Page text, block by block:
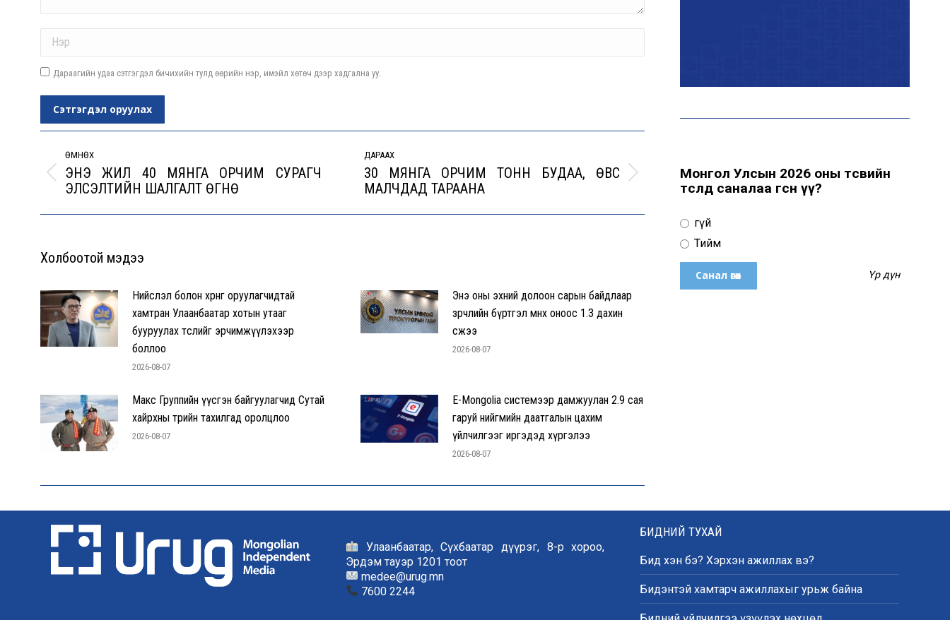
Дараагийн удаа сэтгэгдэл бичихийн тулд өөрийн нэр, имэйл хөтөч дээр хадгална уу.
Сэтгэгдэл оруулах
navigation
ӨМНӨХ
Previous
ЭНЭ ЖИЛ 40 МЯНГА ОРЧИМ СУРАГЧ
ЭЛСЭЛТИЙН ШАЛГАЛТ ӨГНӨ
ДАРААХ
Next
30 МЯНГА ОРЧИМ ТОНН БУДАА, ӨВС
МАЛЧДАД ТАРААНА
Холбоотой мэдээ
Нийслэл болон хөрөнгө оруулагчидтай
хамтран Улаанбаатар хотын утааг
бууруулах төслийг эрчимжүүлэхээр
боллоо
2026-08-07
Энэ оны эхний долоон сарын байдлаар
зөрчлийн бүртгэл өмнөх оноос 1.3 дахин
өсжээ
2026-08-07
Макс Группийн үүсгэн байгуулагчид Сутай
хайрхны төрийн тахилгад оролцлоо
2026-08-07
E-Mongolia системээр дамжуулан 2.9 сая
гаруй нийгмийн даатгалын цахим
үйлчилгээг иргэдэд хүргэлээ
2026-08-07
57.5 хувиар өсжээ
бүсэд аадар бороо орно
Монгол Улсын 2026 оны төсвийн
төсөлд саналаа өгсөн үү?
Үгүй
Тийм
Үр дүн
Улаанбаатар, Сүхбаатар дүүрэг, 8-р хороо,
Эрдэм тауэр 1201 тоот
medee@urug.mn
7600 2244
БИДНИЙ ТУХАЙ
Бид хэн бэ? Хэрхэн ажиллах вэ?
Бидэнтэй хамтарч ажиллахыг урьж байна